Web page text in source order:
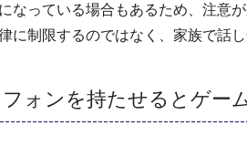
なっている場合もあるため、注意
に制限するのではなく、家族で話
フォンを持たせるとゲー